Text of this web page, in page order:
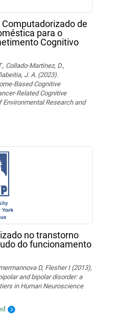
de
para o
Cognitivo
Collado-Martínez, D.,
J. A. (2023).
Based Cognitive
Related Cognitive
Research and
no transtorno
do funcionamento
D, Flesher I (2013),
and bipolar disorder: a
in Human Neuroscience